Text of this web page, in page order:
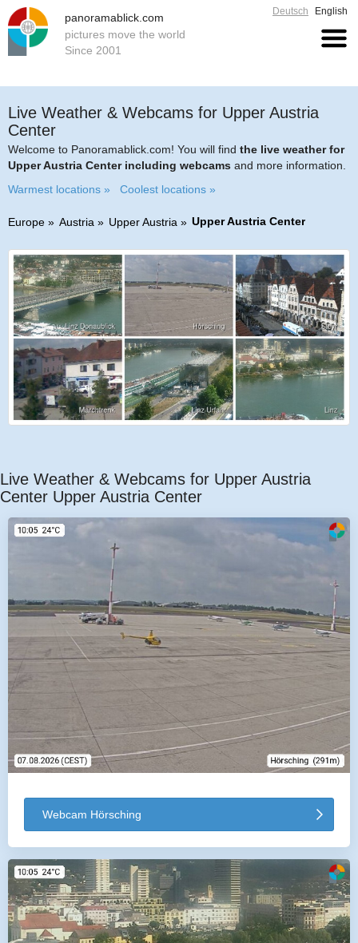
panoramablick.com
pictures move the world
Since 2001
Deutsch English
Live Weather & Webcams for Upper Austria
Center
Welcome to Panoramablick.com! You will find the live weather for
Upper Austria Center including webcams and more information.
Warmest locations »
Coolest locations »
Europe Austria Upper Austria Upper Austria Center
Live Weather & Webcams for Upper Austria
Center Upper Austria Center
Webcam Hörsching